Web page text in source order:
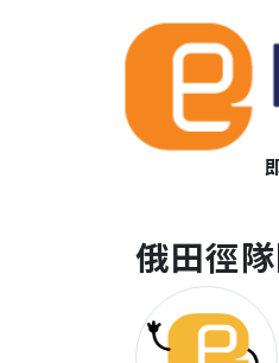
俄田徑